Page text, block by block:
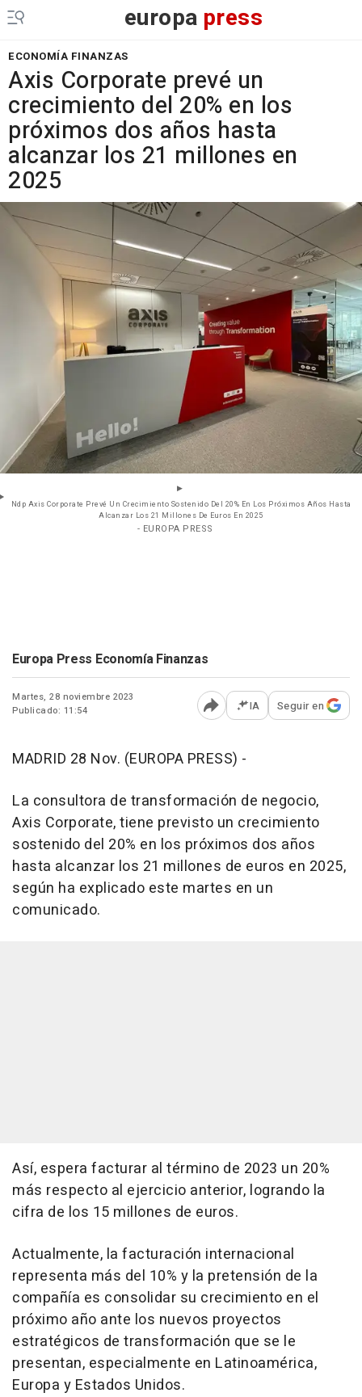
europa press
ECONOMÍA FINANZAS
Axis Corporate prevé un
crecimiento del 20% en los
próximos dos años hasta
alcanzar los 21 millones en
2025
Ndp Axis Corporate Prevé Un Crecimiento Sostenido Del 20% En Los Próximos Años Hasta
Alcanzar Los 21 Millones De Euros En 2025
- EUROPA PRESS
Europa Press Economía Finanzas
Martes, 28 noviembre 2023
Publicado: 11:54
Abrir opciones para
IA Seguir en
MADRID 28 Nov. (EUROPA PRESS) -
La consultora de transformación de negocio,
Axis Corporate, tiene previsto un crecimiento
sostenido del 20% en los próximos dos años
hasta alcanzar los 21 millones de euros en 2025,
según ha explicado este martes en un
comunicado.
Así, espera facturar al término de 2023 un 20%
más respecto al ejercicio anterior, logrando la
cifra de los 15 millones de euros.
Actualmente, la facturación internacional
representa más del 10% y la pretensión de la
compañía es consolidar su crecimiento en el
próximo año ante los nuevos proyectos
estratégicos de transformación que se le
presentan, especialmente en Latinoamérica,
Europa y Estados Unidos.